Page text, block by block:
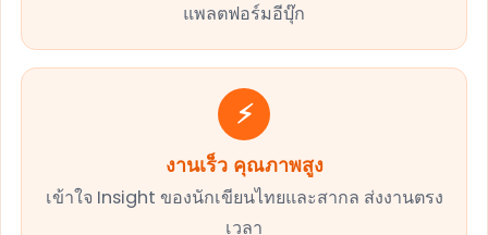
แพลตฟอร์มอีบุ๊ก
⚡
งานเร็ว คุณภาพสูง
เข้าใจ Insight ของนักเขียนไทยและสากล ส่งงานตรง
เวลา